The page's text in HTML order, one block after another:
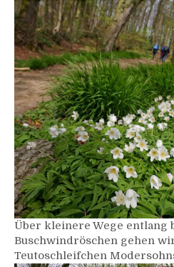
Über kleinere Wege entlang
Buschwindröschen gehen
Teutoschleifchen